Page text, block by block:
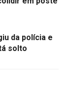
da polícia e
solto